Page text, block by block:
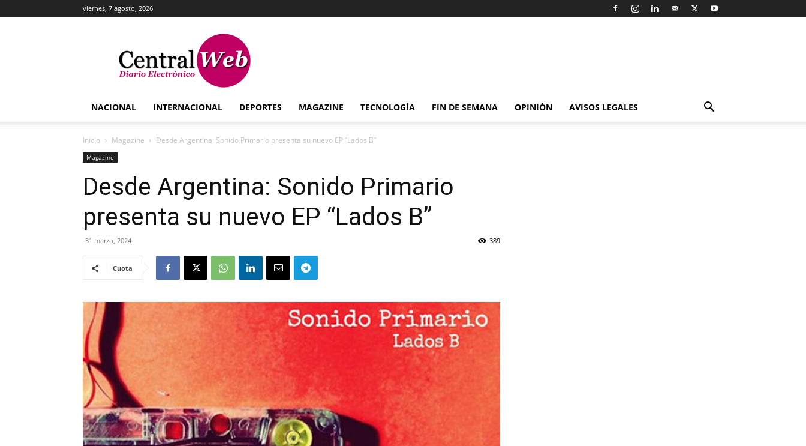
viernes, 7 agosto, 2026
Central
Web
NACIONAL INTERNACIONAL DEPORTES MAGAZINE TECNOLOGÍA FIN DE SEMANA OPINIÓN AVISOS LEGALES
Inicio Magazine Desde Argentina: Sonido Primario presenta su nuevo EP “Lados B”
Magazine
Desde Argentina: Sonido Primario
presenta su nuevo EP “Lados B”
31 marzo, 2024 389
Cuota